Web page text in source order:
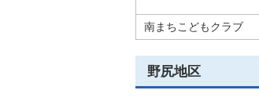
南まちこどもクラブ
野尻地区